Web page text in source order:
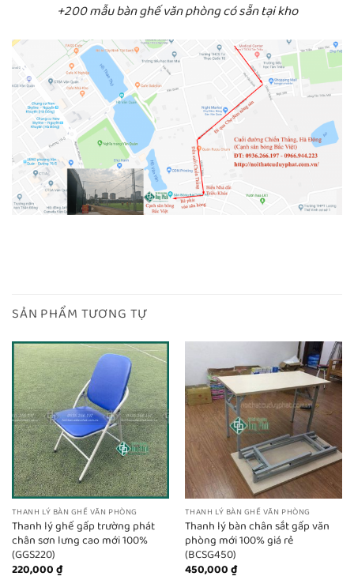
+200 mẫu bàn ghế văn phòng có sẵn tại kho
SẢN PHẨM TƯƠNG TỰ
THANH LÝ BÀN GHẾ VĂN PHÒNG
Thanh lý ghế gấp trường phát
chân sơn lưng cao mới 100%
(GGS220)
220,000₫
THANH LÝ BÀN GHẾ VĂN PHÒNG
Thanh lý bàn chân sắt gấp văn
phòng mới 100% giá rẻ
(BCSG450)
450,000₫